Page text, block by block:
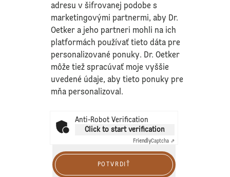
adresu v šifrovanej podobe s
marketingovými partnermi, aby Dr.
Oetker a jeho partneri mohli na ich
platformách používať tieto dáta pre
personalizované ponuky. Dr. Oetker
môže tiež spracúvať moje vyššie
uvedené údaje, aby tieto ponuky pre
mňa personalizoval.
Anti-Robot Verification
Click to start verification
FriendlyCaptcha ⇗
POTVRDIŤ